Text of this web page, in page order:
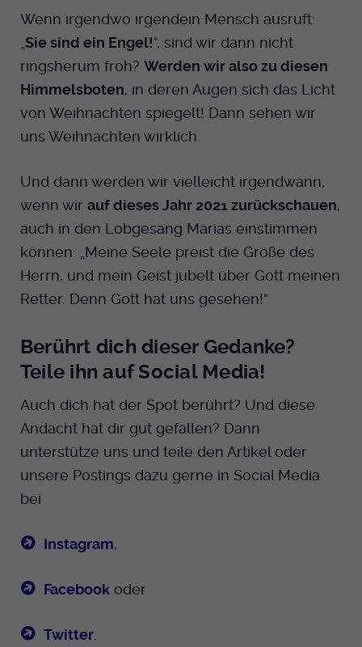
Wenn irgendwo irgendein Mensch ausruft:
Sie sind ein Engel!“, sind wir dann nicht
ringsherum froh? Werden wir also zu diesen
Himmelsboten, in deren Augen sich das Licht
von Weihnachten spiegelt! Dann sehen wir
uns Weihnachten wirklich.
Und dann werden wir vielleicht irgendwann,
wenn wir auf dieses Jahr 2021 zurückschauen,
auch in den Lobgesang Marias einstimmen
können: „Meine Seele preist die Größe des
Herrn, und mein Geist jubelt über Gott meinen
Retter. Denn Gott hat uns gesehen!“
Berührt dich dieser Gedanke?
Teile ihn auf Social Media!
Auch dich hat der Spot berührt? Und diese
Andacht hat dir gut gefallen? Dann
unterstütze uns und teile den Artikel oder
unsere Postings dazu gerne in Social Media
bei
Instagram,
Facebook oder
Twitter